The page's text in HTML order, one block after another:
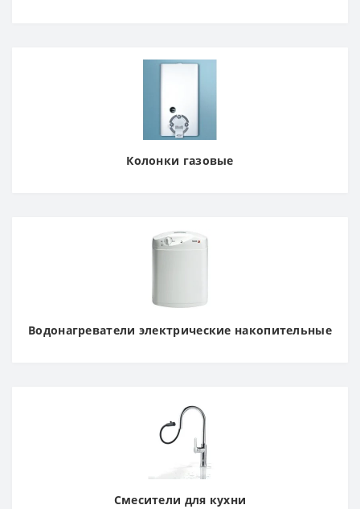
Колонки газовые
Водонагреватели электрические накопительные
Смесители для кухни